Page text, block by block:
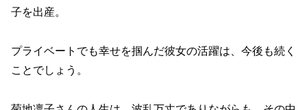
子を出産。
プライベートでも幸せを掴んだ彼女の活躍は、今後も続く
ことでしょう。